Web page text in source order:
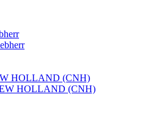
HOLLAND (CNH)
HOLLAND (CNH)